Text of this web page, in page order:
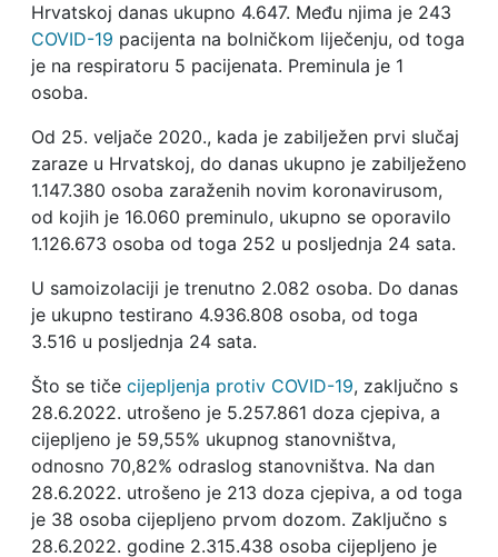
Hrvatskoj danas ukupno 4.647. Među njima je 243
COVID-19 pacijenta na bolničkom liječenju, od toga
je na respiratoru 5 pacijenata. Preminula je 1
osoba.
Od 25. veljače 2020., kada je zabilježen prvi slučaj
zaraze u Hrvatskoj, do danas ukupno je zabilježeno
1.147.380 osoba zaraženih novim koronavirusom,
od kojih je 16.060 preminulo, ukupno se oporavilo
1.126.673 osoba od toga 252 u posljednja 24 sata.
U samoizolaciji je trenutno 2.082 osoba. Do danas
je ukupno testirano 4.936.808 osoba, od toga
3.516 u posljednja 24 sata.
Što se tiče cijepljenja protiv COVID-19, zaključno s
28.6.2022. utrošeno je 5.257.861 doza cjepiva, a
cijepljeno je 59,55% ukupnog stanovništva,
odnosno 70,82% odraslog stanovništva. Na dan
28.6.2022. utrošeno je 213 doza cjepiva, a od toga
je 38 osoba cijepljeno prvom dozom. Zaključno s
28.6.2022. godine 2.315.438 osoba cijepljeno je